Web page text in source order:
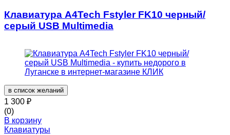
Клавиатура A4Tech Fstyler FK10 черный/
серый USB Multimedia
в список желаний
1 300 ₽
(0)
В корзину
Клавиатуры